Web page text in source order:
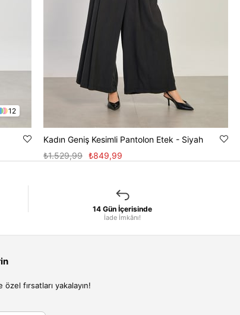
12
Kadın Geniş Kesimli Pantolon Etek - Siyah
₺849,99
₺1.529,99
14 Gün İçerisinde
İade İmkânı!
fırsatları yakalayın!